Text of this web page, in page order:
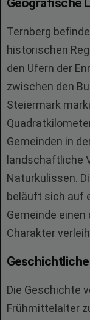
Geografische
Ternberg
historischen
den Ufern der
zwischen den
Steiermark
Gemeinden in
landschaftliche
Naturkulissen.
beläuft sich auf
Gemeinde
Charakter
Die Geschichte
Frühmittelalter